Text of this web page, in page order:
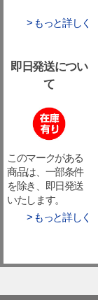
> もっと詳しく
即日発送につい
て
このマークがある
商品は、一部条件
を除き、即日発送
いたします。
> もっと詳しく